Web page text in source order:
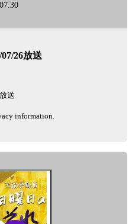
26放送
送
information.